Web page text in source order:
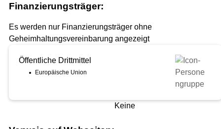
Finanzierungsträger:
Es werden nur Finanzierungsträger ohne
Geheimhaltungsvereinbarung angezeigt
Öffentliche Drittmittel
Europäische Union
Keine